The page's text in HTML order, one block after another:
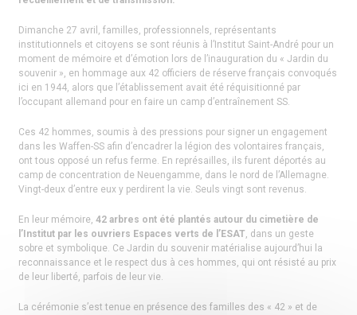
Dimanche 27 avril, familles, professionnels, représentants
institutionnels et citoyens se sont réunis à l’Institut Saint-André pour un
moment de mémoire et d’émotion lors de l’inauguration du « Jardin du
souvenir », en hommage aux 42 officiers de réserve français convoqués
ici en 1944, alors que l’établissement avait été réquisitionné par
l’occupant allemand pour en faire un camp d’entraînement SS.
Ces 42 hommes, soumis à des pressions pour signer un engagement
dans les Waffen-SS afin d’encadrer la légion des volontaires français,
ont tous opposé un refus ferme. En représailles, ils furent déportés au
camp de concentration de Neuengamme, dans le nord de l’Allemagne.
Vingt-deux d’entre eux y perdirent la vie. Seuls vingt sont revenus.
En leur mémoire,42 arbres ont été plantés autour du cimetière de
l’Institut par les ouvriers Espaces verts de l’ESAT, dans un geste
sobre et symbolique. Ce Jardin du souvenir matérialise aujourd’hui la
reconnaissance et le respect dus à ces hommes, qui ont résisté au prix
de leur liberté, parfois de leur vie.
La cérémonie s’est tenue en présence des familles des « 42 » et de